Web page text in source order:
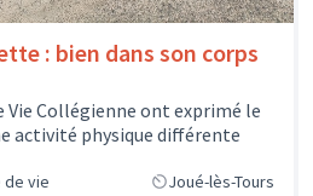
: bien dans son corps
Vie Collégienne ont exprimé le
activité physique différente
de vie Joué-lès-Tours